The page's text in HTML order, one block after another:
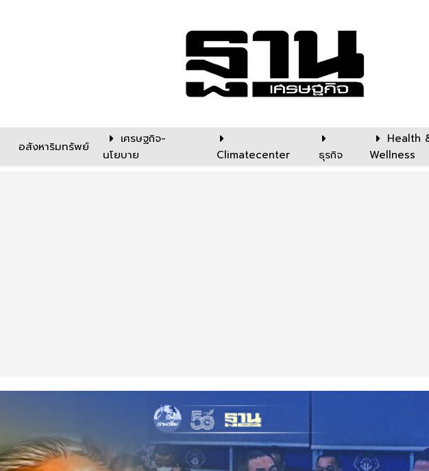
อสังหาริมทรัพย์
เศรษฐกิจ-
นโยบาย
Climatecenter ธุรกิจ
Health
Wellness